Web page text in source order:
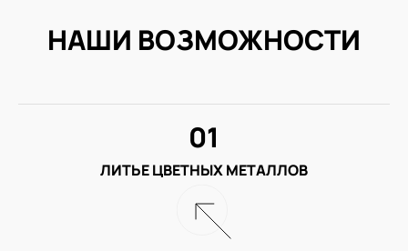
НАШИ ВОЗМОЖНОСТИ
ЛИТЬЕ ЦВЕТНЫХ МЕТАЛЛОВ
01